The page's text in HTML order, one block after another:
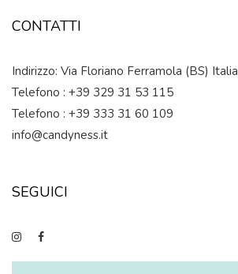
CONTATTI
Indirizzo: Via Floriano Ferramola (BS) Italia
Telefono : +39 329 31 53 115
Telefono : +39 333 31 60 109
info@candyness.it
SEGUICI